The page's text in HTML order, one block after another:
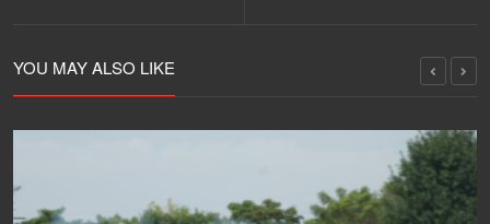
YOU MAY ALSO LIKE